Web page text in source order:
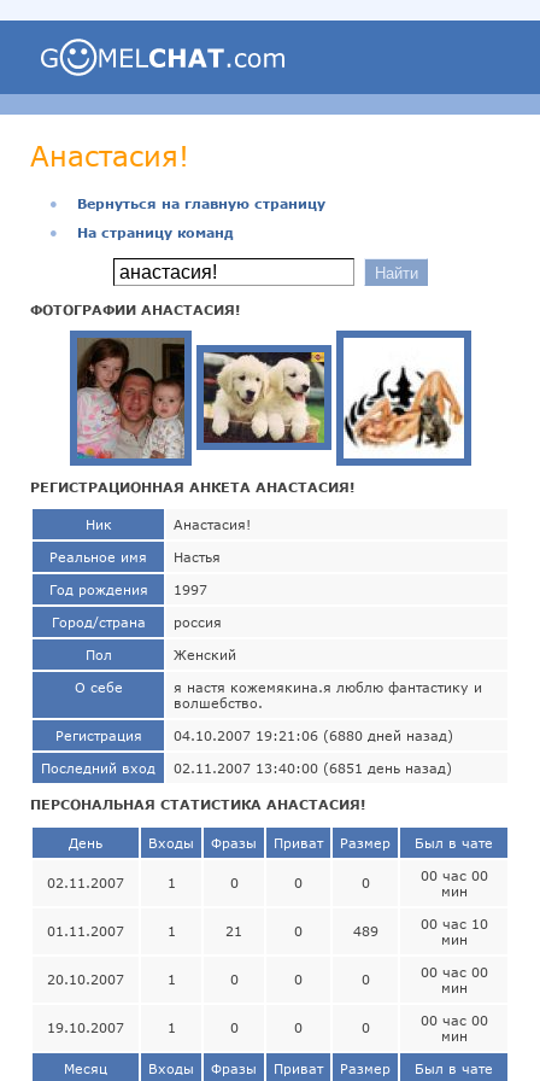
Анастасия!
●
Вернуться на главную страницу
●
На страницу команд
ФОТОГРАФИИ АНАСТАСИЯ!
РЕГИСТРАЦИОННАЯ АНКЕТА АНАСТАСИЯ!
Ник Анастасия!
Реальное имя Настья
Год рождения 1997
Город/страна россия
Пол Женский
О себе
я настя кожемякина.я люблю фантастику и
волшебство.
Регистрация 04.10.2007 19:21:06 (6880 дней назад)
Последний вход 02.11.2007 13:40:00 (6851 день назад)
ПЕРСОНАЛЬНАЯ СТАТИСТИКА АНАСТАСИЯ!
День Входы Фразы Приват Размер Был в чате
02.11.2007 1 0 0 0
00 час 00
мин
01.11.2007 1 21 0 489
00 час 10
мин
20.10.2007 1 0 0 0
00 час 00
мин
19.10.2007 1 0 0 0
00 час 00
мин
Месяц Входы Фразы Приват Размер Был в чате